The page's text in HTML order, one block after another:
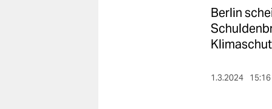
Berlin
1.3.2024